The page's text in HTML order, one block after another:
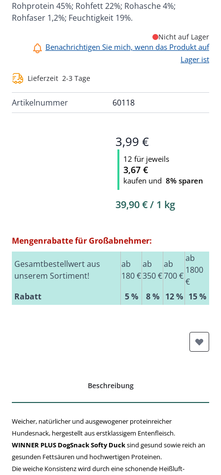
Rohprotein 45%; Rohfett 22%; Rohasche 4%;
Rohfaser 1,2%; Feuchtigkeit 19%.
Nicht auf Lager
Benachrichtigen Sie mich, wenn das Produkt auf
Lager ist
Lieferzeit 2-3 Tage
Artikelnummer 60118
3,99 €
12 für jeweils
3,67 €
kaufen und 8% sparen
39,90 €/ 1 kg
Mengenrabatte für Großabnehmer:
Gesamtbestellwert aus
unserem Sortiment!
ab
180 €
ab
350 €
ab
700 €
ab
1800
€
Rabatt
5 % 8 % 12 % 15 %
Beschreibung
Weicher, natürlicher und ausgewogener proteinreicher
Hundesnack, hergestelltaus erstklassigem Entenfleisch.
WINNER PLUS DogSnack Softy Ducksind gesund sowie reich an
gesunden Fettsäuren und hochwertigen Proteinen.
Die weiche Konsistenz wird durch eine schonende Heißluft-